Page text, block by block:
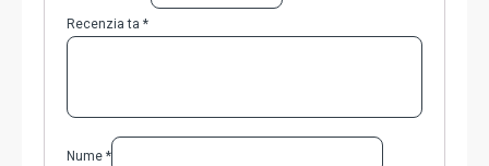
Recenzia ta *
Nume *